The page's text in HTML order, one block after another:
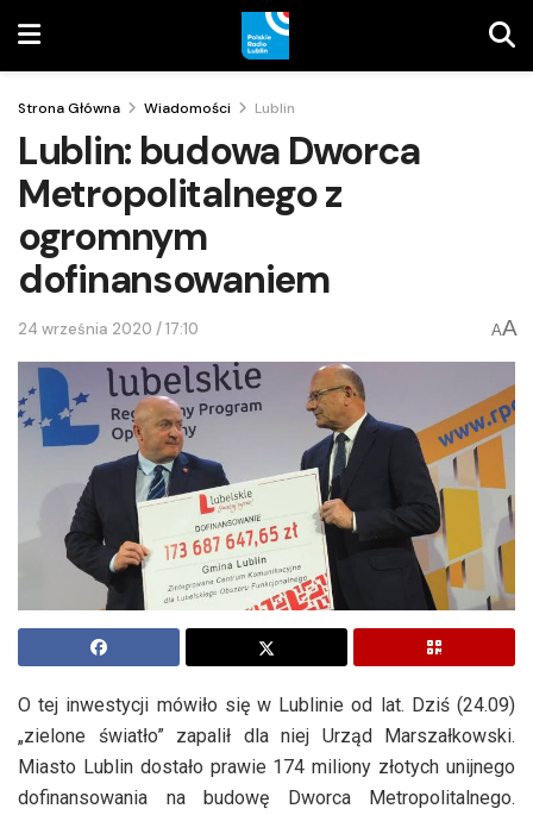
Strona Główna Wiadomości Lublin
Lublin: budowa Dworca
Metropolitalnego z
ogromnym
dofinansowaniem
24 września 2020 / 17:10 AA
O tej inwestycji mówiło się w Lublinie od lat. Dziś (24.09)
„zielone światło” zapalił dla niej Urząd Marszałkowski.
Miasto Lublin dostało prawie 174 miliony złotych unijnego
dofinansowania na budowę Dworca Metropolitalnego.